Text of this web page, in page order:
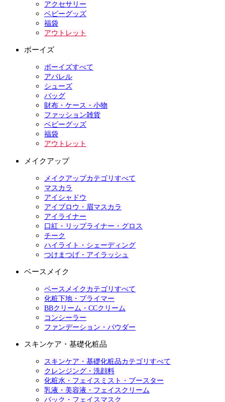
アクセサリー
ベビーグッズ
福袋
アウトレット
ボーイズ
ボーイズすべて
アパレル
シューズ
バッグ
財布・ケース・小物
ファッション雑貨
ベビーグッズ
福袋
アウトレット
メイクアップ
メイクアップカテゴリすべて
マスカラ
アイシャドウ
アイブロウ・眉マスカラ
アイライナー
口紅・リップライナー・グロス
チーク
ハイライト・シェーディング
つけまつげ・アイラッシュ
ベースメイク
ベースメイクカテゴリすべて
化粧下地・プライマー
BBクリーム・CCクリーム
コンシーラー
ファンデーション・パウダー
スキンケア・基礎化粧品
スキンケア・基礎化粧品カテゴリすべて
クレンジング・洗顔料
化粧水・フェイスミスト・ブースター
乳液・美容液・フェイスクリーム
パック・フェイスマスク